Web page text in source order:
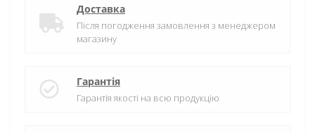
Доставка
Після погодження замовлення з менеджером
магазину
Гарантія
Гарантія якості на всю продукцію